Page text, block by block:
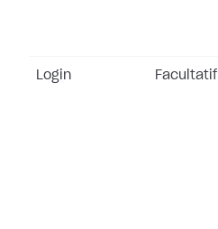
Login Facultatif